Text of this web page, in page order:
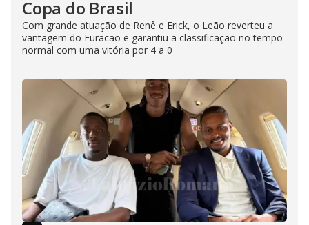
Copa do Brasil
Com grande atuação de Renê e Erick, o Leão reverteu a
vantagem do Furacão e garantiu a classificação no tempo
normal com uma vitória por 4 a 0